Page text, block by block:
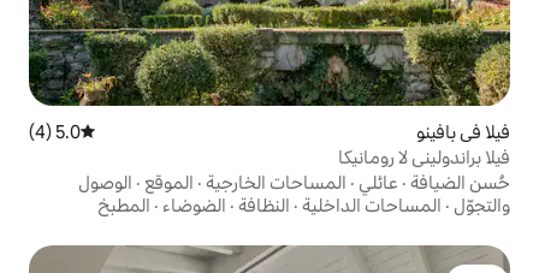
الخارجية· الموقع ·الوصول
·النظافة ·الضوضاء· المطبخ